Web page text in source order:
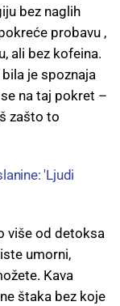
bez naglih
probavu ,
ali bez kofeina.
je spoznaja
na taj pokret –
zašto to
'Ljudi
više od detoksa
umorni,
Kava
štaka bez koje